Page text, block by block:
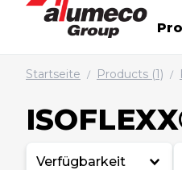
Startseite / Products (1) /
Verfügbarkeit